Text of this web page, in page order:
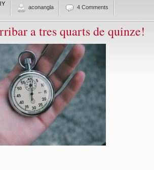
aconangla 4 Comments
a tres quarts de quinze!